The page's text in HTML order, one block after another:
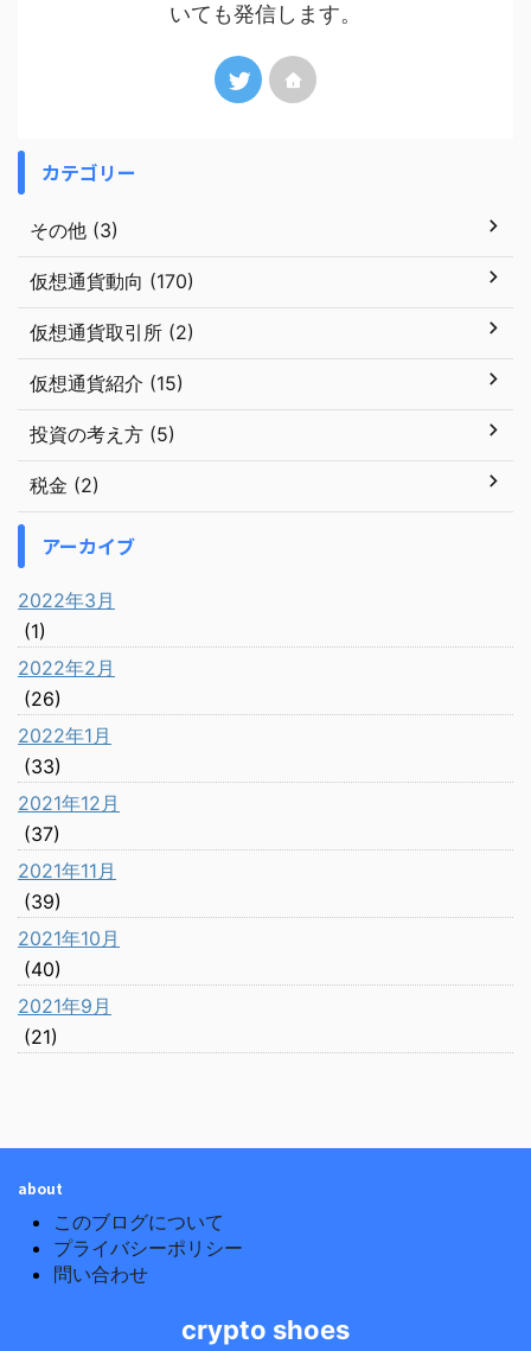
いても発信します。
カテゴリー
その他 (3)
仮想通貨動向 (170)
仮想通貨取引所 (2)
仮想通貨紹介 (15)
投資の考え方 (5)
税金 (2)
アーカイブ
2022年3月
(1)
2022年2月
(26)
2022年1月
(33)
2021年12月
(37)
2021年11月
(39)
2021年10月
(40)
2021年9月
(21)
about
このブログについて
プライバシーポリシー
問い合わせ
crypto shoes